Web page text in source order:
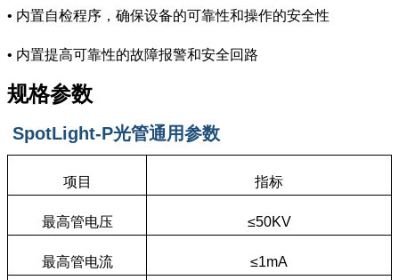
• 内置自检程序，确保设备的可靠性和操作的安全性
• 内置提高可靠性的故障报警和安全回路
规格参数
SpotLight-P光管通用参数
项目 指标
最高管电压 ≤50KV
最高管电流 ≤1mA